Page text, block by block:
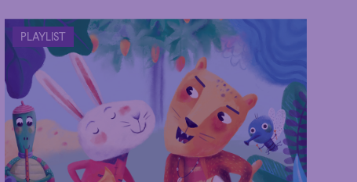
Poetic
Poetic
PLAYLIST